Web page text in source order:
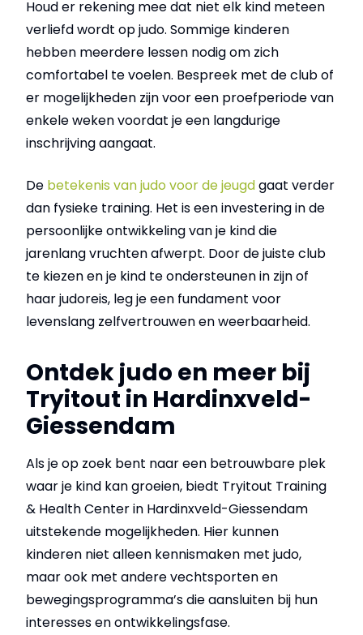
Houd er rekening mee dat niet elk kind meteen
verliefd wordt op judo. Sommige kinderen
hebben meerdere lessen nodig om zich
comfortabel te voelen. Bespreek met de club of
er mogelijkheden zijn voor een proefperiode van
enkele weken voordat je een langdurige
inschrijving aangaat.
De betekenis van judo voor de jeugdgaat verder
dan fysieke training. Het is een investering in de
persoonlijke ontwikkeling van je kind die
jarenlang vruchten afwerpt. Door de juiste club
te kiezen en je kind te ondersteunen in zijn of
haar judoreis, leg je een fundament voor
levenslang zelfvertrouwen en weerbaarheid.
Ontdek judo en meer bij
Tryitout in Hardinxveld-
Giessendam
Als je op zoek bent naar een betrouwbare plek
waar je kind kan groeien, biedt Tryitout Training
& Health Center in Hardinxveld-Giessendam
uitstekende mogelijkheden. Hier kunnen
kinderen niet alleen kennismaken met judo,
maar ook met andere vechtsporten en
bewegingsprogramma’s die aansluiten bij hun
interesses en ontwikkelingsfase.